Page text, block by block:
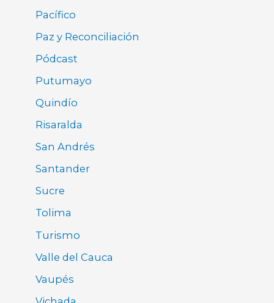
Pacífico
Paz y Reconciliación
Pódcast
Putumayo
Quindío
Risaralda
San Andrés
Santander
Sucre
Tolima
Turismo
Valle del Cauca
Vaupés